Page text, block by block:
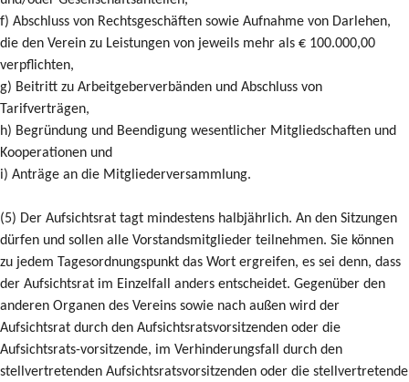
f) Abschluss von Rechtsgeschäften sowie Aufnahme von Darlehen,
die den Verein zu Leistungen von jeweils mehr als € 100.000,00
verpflichten,
g) Beitritt zu Arbeitgeberverbänden und Abschluss von
Tarifverträgen,
h) Begründung und Beendigung wesentlicher Mitgliedschaften und
Kooperationen und
i) Anträge an die Mitgliederversammlung.
(5) Der Aufsichtsrat tagt mindestens halbjährlich. An den Sitzungen
dürfen und sollen alle Vorstandsmitglieder teilnehmen. Sie können
zu jedem Tagesordnungspunkt das Wort ergreifen, es sei denn, dass
der Aufsichtsrat im Einzelfall anders entscheidet. Gegenüber den
anderen Organen des Vereins sowie nach außen wird der
Aufsichtsrat durch den Aufsichtsratsvorsitzenden oder die
Aufsichtsrats-vorsitzende, im Verhinderungsfall durch den
stellvertretenden Aufsichtsratsvorsitzenden oder die stellvertretende